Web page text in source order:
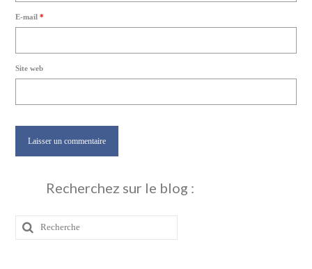
E-mail*
Site web
Recherchez sur le blog :